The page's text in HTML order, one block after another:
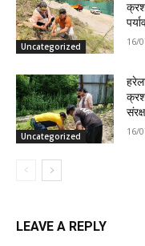
Uncategorized 16/
Uncategorized 16/
LEAVE A REPLY